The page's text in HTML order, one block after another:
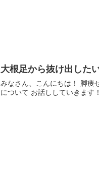
大根足から抜け出した
みなさん、こんにちは！ 脚痩
について お話ししていきます